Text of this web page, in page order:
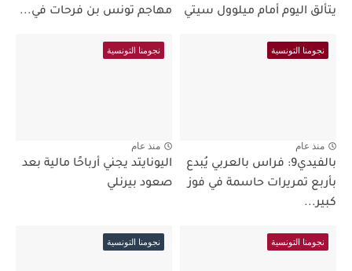
يتألق اليوم أمام ميلوول سيتي
مهاجم تونس بن فرحات في...
نجومنا التونسية
منذ عام
بالفيدي9: فراس بالعربي يُبدع
بأربع تمريرات حاسمة في فوز
كبير...
نجومنا التونسية
منذ عام
اليونايتد يجني أرباحًا مالية بعد
صعود بيرنلي
نجومنا التونسية نجومنا التونسية